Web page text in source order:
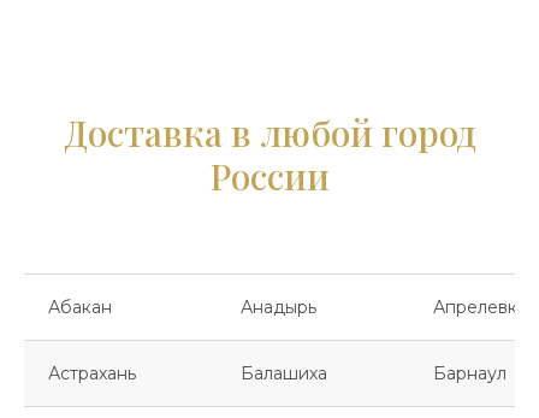
Доставка в любой город
России
Абакан Анадырь Апрелевка
Астрахань Балашиха Барнаул